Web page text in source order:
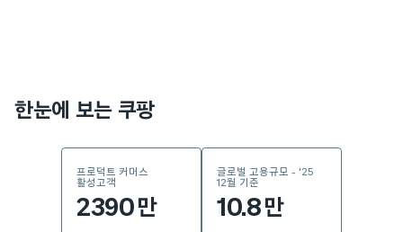
한눈에 보는 쿠팡
프로덕트 커머스
활성고객
2390만
글로벌 고용규모 - '25
12월 기준
10.8만